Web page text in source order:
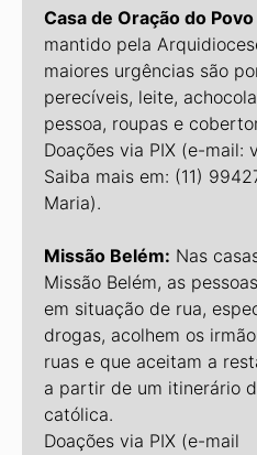
Casa de Oração do Povo
mantido pela
maiores urgências são
perecíveis, leite,
pessoa, roupas e
Doações via PIX (e-mail:
Saiba mais em: (11)
Maria).
Missão Belém: Nas
Missão Belém, as
em situação de rua,
drogas, acolhem os
ruas e que aceitam a
a partir de um itinerário
católica.
Doações via PIX (e-mail